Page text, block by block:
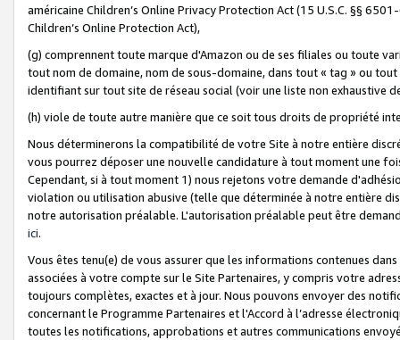
américaine Children’s Online Privacy Protection Act (15 U.S.C. §§
Children’s Online Protection Act),
(g) comprennent toute marque d'Amazon ou de ses filiales ou toute
tout nom de domaine, nom de sous-domaine, dans tout « tag » ou
identifiant sur tout site de réseau social (voir une liste non exhaustive
(h) viole de toute autre manière que ce soit tous droits de propriété
Nous déterminerons la compatibilité de votre Site à notre entière
vous pourrez déposer une nouvelle candidature à tout moment une
Cependant, si à tout moment 1) nous rejetons votre demande
violation ou utilisation abusive (telle que déterminée à notre entière
notre autorisation préalable. L'autorisation préalable peut être
ici.
Vous êtes tenu(e) de vous assurer que les informations contenues
associées à votre compte sur le Site Partenaires, y compris votre
toujours complètes, exactes et à jour. Nous pouvons envoyer des
concernant le Programme Partenaires et l'Accord à l’adresse
toutes les notifications, approbations et autres communications